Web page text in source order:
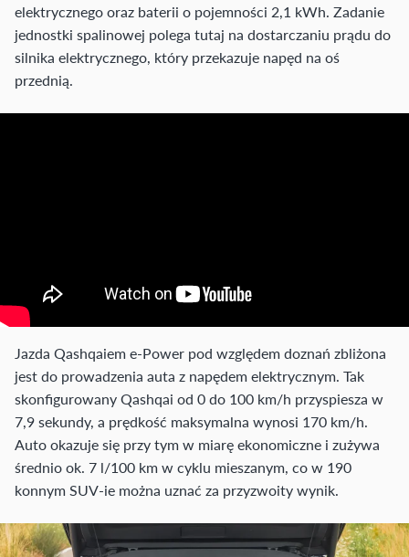
elektrycznego oraz baterii o pojemności 2,1 kWh. Zadanie
jednostki spalinowej polega tutaj na dostarczaniu prądu do
silnika elektrycznego, który przekazuje napęd na oś
przednią.
Jazda Qashqaiem e-Power pod względem doznań zbliżona
jest do prowadzenia auta z napędem elektrycznym. Tak
skonfigurowany Qashqai od 0 do 100 km/h przyspiesza w
7,9 sekundy, a prędkość maksymalna wynosi 170 km/h.
Auto okazuje się przy tym w miarę ekonomiczne i zużywa
średnio ok. 7 l/100 km w cyklu mieszanym, co w 190
konnym SUV-ie można uznać za przyzwoity wynik.